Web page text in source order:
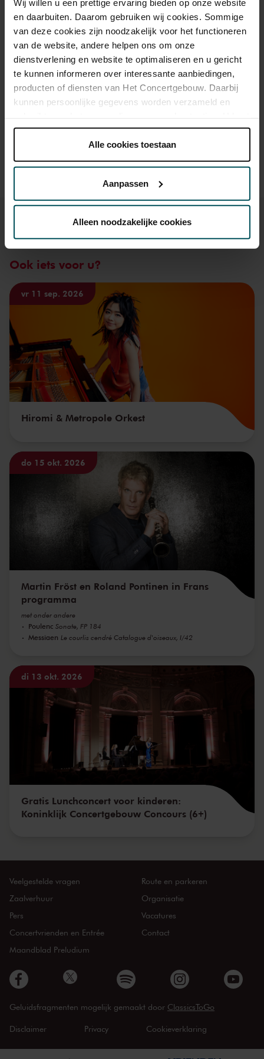
Wij willen u een prettige ervaring bieden op onze website
en daarbuiten. Daarom gebruiken wij cookies. Sommige
van deze cookies zijn noodzakelijk voor het functioneren
van de website, andere helpen ons om onze
dienstverlening en website te optimaliseren en u gericht
te kunnen informeren over interessante aanbiedingen,
producten of diensten van Het Concertgebouw. Daarbij
kunnen persoonlijke gegevens worden verzameld en
onder 'aanpassen' zelf welke cookies wij mogen
Lees onze cookieverklaring hier. Lees onze
Via decookieverklaringop onze website kunt u uw
kunnen ontvangen en verwerken.
Alle cookies toestaan
Aanpassen
Alleen noodzakelijke cookies
Standaard € 11,00
Drankjes zijn bij de prijs inbegrepen. Ben je jonger dan 30
jaar? Eventuele sprintkaarten zijn 4 uur van tevoren via de
online bestelflow beschikbaar.Meer informatie over
sprintkaarten
u rolstoelplaatsen bestellen? Mail naar
kassa@concertgebouw.nl of bel de Concertgebouwlijn op
Ook iets voor u?
vr 11 sep. 2026
Hiromi & Metropole Orkest
do 15 okt. 2026
Martin Fröst en Roland Pontinen in Frans
programma
met onder andere
Poulenc Sonate, FP 184
Messiaen Le courlis cendré Catalogue d'oiseaux, I/42
di 13 okt. 2026
Gratis Lunchconcert voor kinderen:
Koninklijk Concertgebouw Concours (6+)
Veelgestelde vragen
Zaalverhuur
Pers
Concertvrienden en Entrée
Maandblad Preludium
Route en parkeren
Organisatie
Vacatures
Contact
Geluidsfragmenten mogelijk gemaakt door ClassicsToGo
Disclaimer Privacy Cookieverklaring